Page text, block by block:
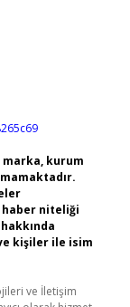
kurum
haber niteliği
kişiler ile isim
ve İletişim